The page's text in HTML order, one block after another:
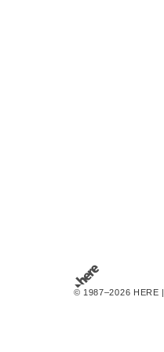
© 1987–2026 HERE |